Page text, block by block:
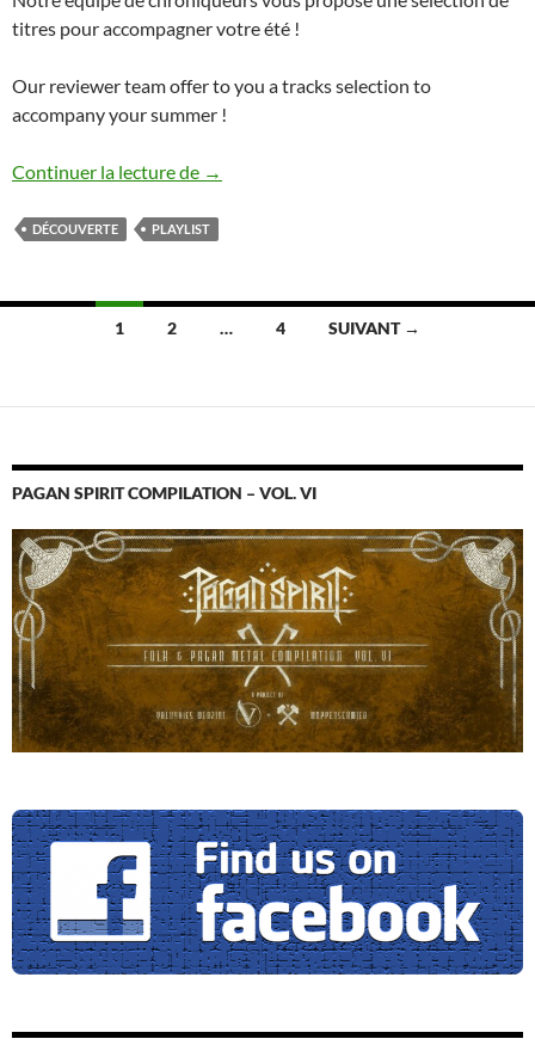
titres pour accompagner votre été !
Our reviewer team offer to you a tracks selection to
accompany your summer !
Continuer la lecture de Valkyries Webzine Summer Playlist 2019
→
DÉCOUVERTE PLAYLIST
Navigation
articles
1 2 … 4 SUIVANT →
PAGAN SPIRIT COMPILATION – VOL. VI